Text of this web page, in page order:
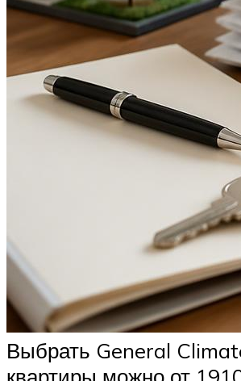
Выбрать General